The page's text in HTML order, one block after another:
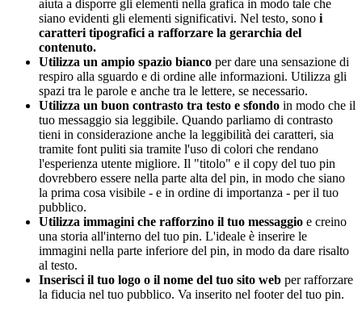
aiuta a disporre gli elementi nella grafica in modo tale che
siano evidenti gli elementi significativi. Nel testo, sono i
caratteri tipografici a rafforzare la gerarchia del
contenuto.
Utilizza un ampio spazio bianco per dare una sensazione di
respiro alla sguardo e di ordine alle informazioni. Utilizza gli
spazi tra le parole e anche tra le lettere, se necessario.
Utilizza un buon contrasto tra testo e sfondo in modo che il
tuo messaggio sia leggibile. Quando parliamo di contrasto
tieni in considerazione anche la leggibilità dei caratteri, sia
tramite font puliti sia tramite l'uso di colori che rendano
l'esperienza utente migliore. Il "titolo" e il copy del tuo pin
dovrebbero essere nella parte alta del pin, in modo che siano
la prima cosa visibile - e in ordine di importanza - per il tuo
pubblico.
Utilizza immagini che rafforzino il tuo messaggio e creino
una storia all'interno del tuo pin. L'ideale è inserire le
immagini nella parte inferiore del pin, in modo da dare risalto
al testo.
Inserisci il tuo logo o il nome del tuo sito web per rafforzare
la fiducia nel tuo pubblico. Va inserito nel footer del tuo pin.